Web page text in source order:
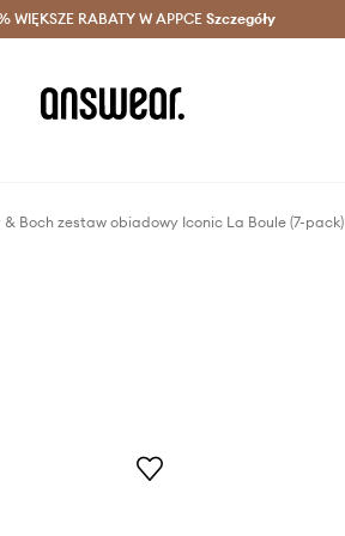
> Dostawa nawet w 24h >
WIĘKSZE RABATY W APPCE Szczegóły
& Boch zestaw obiadowy Iconic La Boule (7-pack)